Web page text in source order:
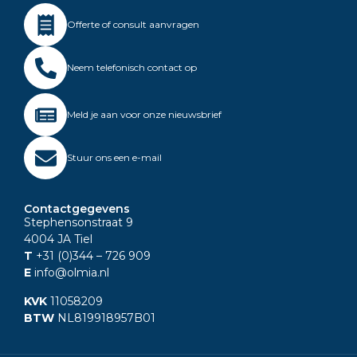
Offerte of consult aanvragen
Neem telefonisch contact op
Meld je aan voor onze nieuwsbrief
Stuur ons een e-mail
Contactgegevens
Stephensonstraat 9
4004 JA Tiel
T +31 (0)344 – 726 909
E info@olmia.nl
KVK 11058209
BTW NL819918957B01